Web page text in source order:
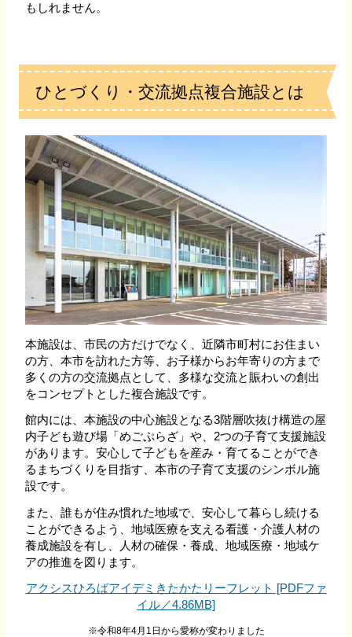
もしれません。
ひとづくり・交流拠点複合施設とは
本施設は、市民の方だけでなく、近隣市町村にお住まい
の方、本市を訪れた方等、お子様からお年寄りの方まで
多くの方の交流拠点として、多様な交流と賑わいの創出
をコンセプトとした複合施設です。
館内には、本施設の中心施設となる3階層吹抜け構造の屋
内子ども遊び場「めごぷらざ」や、2つの子育て支援施設
があります。安心して子どもを産み・育てることができ
るまちづくりを目指す、本市の子育て支援のシンボル施
設です。
また、誰もが住み慣れた地域で、安心して暮らし続ける
ことができるよう、地域医療を支える看護・介護人材の
養成施設を有し、人材の確保・養成、地域医療・地域ケ
アの推進を図ります。
アクシスひろばアイデミきたかたリーフレット [PDFファ
イル／4.86MB]
※令和8年4月1日から愛称が変わりました